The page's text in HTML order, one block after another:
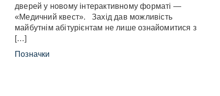
дверей у новому інтерактивному форматі —
«Медичний квест». Захід дав можливість
майбутнім абітурієнтам не лише ознайомитися з
[…]
Позначки